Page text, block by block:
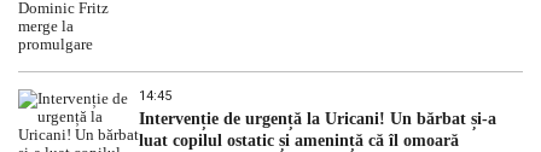
14:45
Intervenție de urgență la Uricani! Un bărbat și-a
luat copilul ostatic și amenință că îl omoară